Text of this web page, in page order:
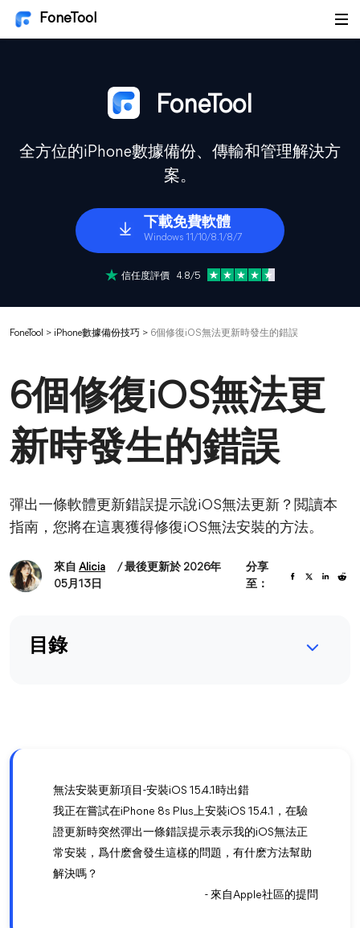
FoneTool
FoneTool
全方位的iPhone數據備份、傳輸和管理解決方
案。
下載免費軟體
Windows 11/10/8.1/8/7
信任度評價 4.8/5
FoneTool > iPhone數據備份技巧 > 6個修復iOS無法更新時發生的錯誤
6個修復iOS無法更
新時發生的錯誤
彈出一條軟體更新錯誤提示說iOS無法更新？閲讀本
指南，您將在這裏獲得修復iOS無法安裝的方法。
來自 Alicia
/ 最後更新於 2026年
05月13日
分享
至：
目錄
無法安裝更新項目-安裝iOS 15.4.1時出錯
我正在嘗試在iPhone 8s Plus上安裝iOS 15.4.1，在驗
證更新時突然彈出一條錯誤提示表示我的iOS無法正
常安裝，爲什麽會發生這樣的問題，有什麽方法幫助
解決嗎？
- 來自Apple社區的提問